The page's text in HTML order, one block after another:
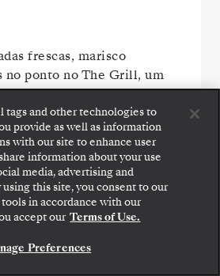
frescas, marisco
no ponto no The Grill, um
OPÇÕES DE REFEIÇÃO
PÚBLICAS
tags and other technologies to
provide as well as information
with our site to enhance user
information about your use
media, advertising and
this site, you consent to our
in accordance with our
accept our Terms of Use.
Preferences